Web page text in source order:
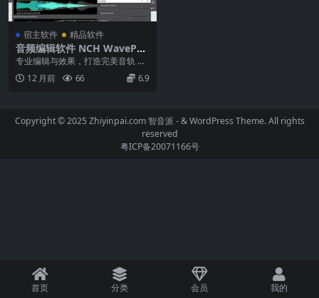
宿主软件 精品软件
音频编辑软件 NCH WavePad
Masters v20.14 MAC
专业编辑与效果，打造完美音轨 引
言：音频编辑的强大工具 NCH Wav
ePad ...
12 月前 66 6.9
Copyright © 2025 Zhiyinpai.com智音派 - & WordPress Theme. All rights
reserved
粤ICP备20071166号
首页 分类 会员 我的